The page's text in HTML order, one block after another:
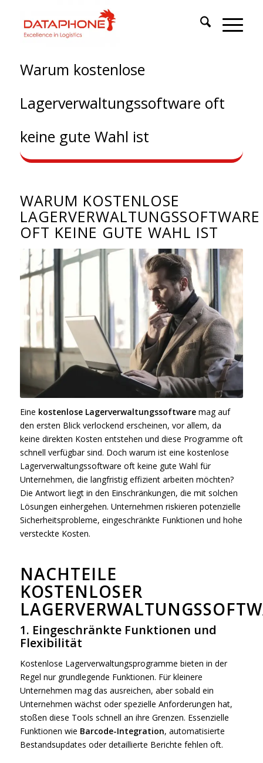
Warum kostenlose
Lagerverwaltungssoftware oft
keine gute Wahl ist
WARUM KOSTENLOSE
LAGERVERWALTUNGSSOFTWARE
OFT KEINE GUTE WAHL IST
Eine kostenlose Lagerverwaltungssoftwaremag auf
den ersten Blick verlockend erscheinen, vor allem, da
keine direkten Kosten entstehen und diese Programme oft
schnell verfügbar sind. Doch warum ist eine kostenlose
Lagerverwaltungssoftware oft keine gute Wahl für
Unternehmen, die langfristig effizient arbeiten möchten?
Die Antwort liegt in den Einschränkungen, die mit solchen
Lösungen einhergehen. Unternehmen riskieren potenzielle
Sicherheitsprobleme, eingeschränkte Funktionen und hohe
versteckte Kosten.
NACHTEILE
KOSTENLOSER
1. Eingeschränkte Funktionen und
Flexibilität
Kostenlose Lagerverwaltungsprogramme bieten in der
Regel nur grundlegende Funktionen. Für kleinere
Unternehmen mag das ausreichen, aber sobald ein
Unternehmen wächst oder spezielle Anforderungen hat,
stoßen diese Tools schnell an ihre Grenzen. Essenzielle
Funktionen wie Barcode-Integration, automatisierte
Bestandsupdates oder detaillierte Berichte fehlen oft.